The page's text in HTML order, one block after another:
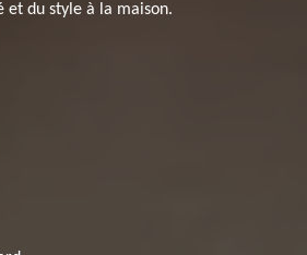
et du style à la maison.